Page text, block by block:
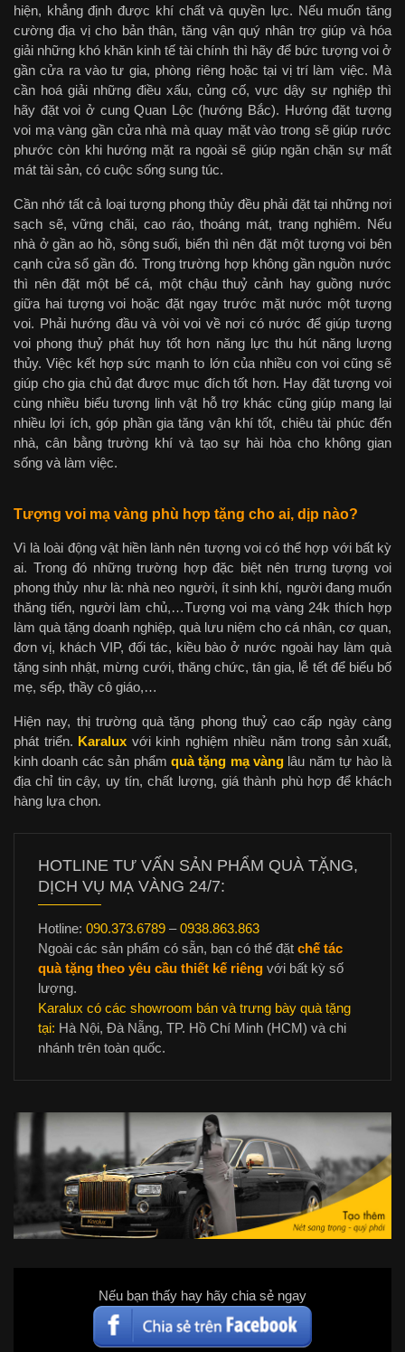
hiện, khẳng định được khí chất và quyền lực. Nếu muốn tăng
cường địa vị cho bản thân, tăng vận quý nhân trợ giúp và hóa
giải những khó khăn kinh tế tài chính thì hãy để bức tượng voi ở
gần cửa ra vào tư gia, phòng riêng hoặc tại vị trí làm việc. Mà
cần hoá giải những điều xấu, củng cố, vực dậy sự nghiệp thì
hãy đặt voi ở cung Quan Lộc (hướng Bắc). Hướng đặt tượng
voi mạ vàng gần cửa nhà mà quay mặt vào trong sẽ giúp rước
phước còn khi hướng mặt ra ngoài sẽ giúp ngăn chặn sự mất
mát tài sản, có cuộc sống sung túc.
Cần nhớ tất cả loại tượng phong thủy đều phải đặt tại những nơi
sạch sẽ, vững chãi, cao ráo, thoáng mát, trang nghiêm. Nếu
nhà ở gần ao hồ, sông suối, biển thì nên đặt một tượng voi bên
cạnh cửa sổ gần đó. Trong trường hợp không gần nguồn nước
thì nên đặt một bể cá, một chậu thuỷ cảnh hay guồng nước
giữa hai tượng voi hoặc đặt ngay trước mặt nước một tượng
voi. Phải hướng đầu và vòi voi về nơi có nước để giúp tượng
voi phong thuỷ phát huy tốt hơn năng lực thu hút năng lượng
thủy. Việc kết hợp sức mạnh to lớn của nhiều con voi cũng sẽ
giúp cho gia chủ đạt được mục đích tốt hơn. Hay đặt tượng voi
cùng nhiều biểu tượng linh vật hỗ trợ khác cũng giúp mang lại
nhiều lợi ích, góp phần gia tăng vận khí tốt, chiêu tài phúc đến
nhà, cân bằng trường khí và tạo sự hài hòa cho không gian
sống và làm việc.
Tượng voi mạ vàng phù hợp tặng cho ai, dịp nào?
Vì là loài động vật hiền lành nên tượng voi có thể hợp với bất kỳ
ai. Trong đó những trường hợp đặc biệt nên trưng tượng voi
phong thủy như là: nhà neo người, ít sinh khí, người đang muốn
thăng tiến, người làm chủ,…Tượng voi mạ vàng 24k thích hợp
làm quà tặng doanh nghiệp, quà lưu niệm cho cá nhân, cơ quan,
đơn vị, khách VIP, đối tác, kiều bào ở nước ngoài hay làm quà
tặng sinh nhật, mừng cưới, thăng chức, tân gia, lễ tết để biếu bố
mẹ, sếp, thầy cô giáo,…
Hiện nay, thị trường quà tặng phong thuỷ cao cấp ngày càng
phát triển. Karalux với kinh nghiệm nhiều năm trong sản xuất,
kinh doanh các sản phẩm quà tặng mạ vàng lâu năm tự hào là
địa chỉ tin cậy, uy tín, chất lượng, giá thành phù hợp để khách
hàng lựa chọn.
HOTLINE TƯ VẤN SẢN PHẨM QUÀ TẶNG,
DỊCH VỤ MẠ VÀNG 24/7:
Hotline: 090.373.6789 –0938.863.863
Ngoài các sản phẩm có sẵn, bạn có thể đặt chế tác
quà tặng theo yêu cầu thiết kế riêng với bất kỳ số
lượng.
Karalux có các showroom bán và trưng bày quà tặng
tại: Hà Nội, Đà Nẵng, TP. Hồ Chí Minh (HCM) và chi
nhánh trên toàn quốc.
Nếu bạn thấy hay hãy chia sẻ ngay